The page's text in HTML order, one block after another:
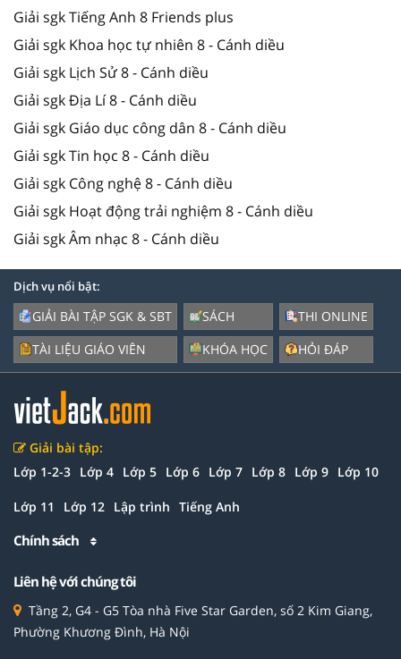
Giải sgk Tiếng Anh 8 Friends plus
Giải sgk Khoa học tự nhiên 8 - Cánh diều
Giải sgk Lịch Sử 8 - Cánh diều
Giải sgk Địa Lí 8 - Cánh diều
Giải sgk Giáo dục công dân 8 - Cánh diều
Giải sgk Tin học 8 - Cánh diều
Giải sgk Công nghệ 8 - Cánh diều
Giải sgk Hoạt động trải nghiệm 8 - Cánh diều
Giải sgk Âm nhạc 8 - Cánh diều
Dịch vụ nổi bật:
GIẢI BÀI TẬP SGK & SBT
TÀI LIỆU GIÁO VIÊN
SÁCH
KHÓA HỌC
THI ONLINE
HỎI ĐÁP
Giải bài tập:
Lớp 1-2-3 Lớp 4 Lớp 5 Lớp 6 Lớp 7 Lớp 8 Lớp 9 Lớp 10
Lớp 11 Lớp 12 Lập trình Tiếng Anh
Chính sách
Liên hệ với chúng tôi
Tầng 2, G4 - G5 Tòa nhà Five Star Garden, số 2 Kim Giang,
Phường Khương Đình, Hà Nội